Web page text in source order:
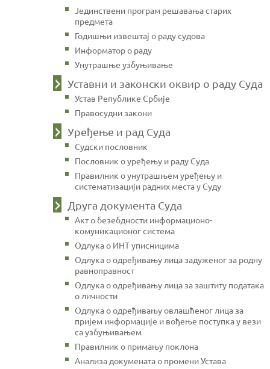
Јединствени програм решавања старих
предмета
Годишњи извештај о раду судова
Информатор о раду
Унутрашње узбуњивање
Уставни и законски оквир о раду Суда
Устав Републике Србије
Правосудни закони
Уређење и рад Суда
Судски пословник
Пословник о уређењу и раду Суда
Правилник о унутрашњем уређењу и
систематизацији радних места у Суду
Друга документа Суда
Акт о безебдности информационо-
комуникационог система
Одлука о ИНТ уписницима
Одлука о одређивању лица задуженог за родну
равноправност
Одлука о одређивању лица за заштиту података
о личности
Одлука о одређивању овлашћеног лица за
пријем информације и вођење поступка у вези
са узбуњивањем
Правилник о примању поклона
Анализа докумената о промени Устава